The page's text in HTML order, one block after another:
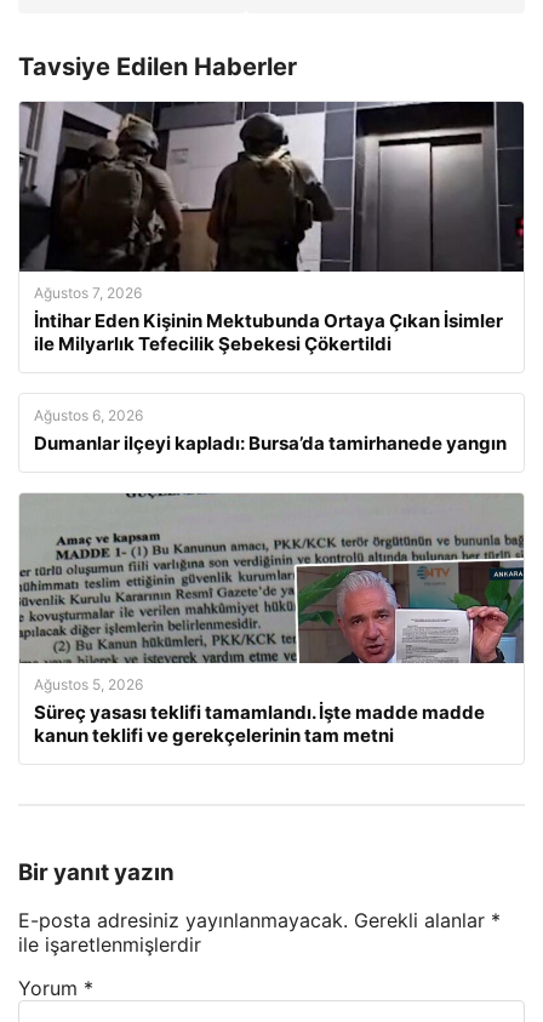
Tavsiye Edilen Haberler
Ağustos 7, 2026
İntihar Eden Kişinin Mektubunda Ortaya Çıkan İsimler
ile Milyarlık Tefecilik Şebekesi Çökertildi
Ağustos 6, 2026
Dumanlar ilçeyi kapladı: Bursa’da tamirhanede yangın
Ağustos 5, 2026
Süreç yasası teklifi tamamlandı. İşte madde madde
kanun teklifi ve gerekçelerinin tam metni
Bir yanıt yazın
E-posta adresiniz yayınlanmayacak. Gerekli alanlar *
ile işaretlenmişlerdir
Yorum *